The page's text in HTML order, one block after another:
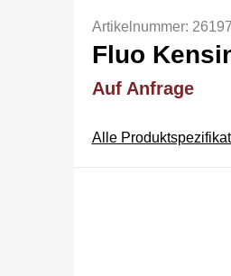
Artikelnummer: 26197
Fluo
Auf Anfrage
Alle